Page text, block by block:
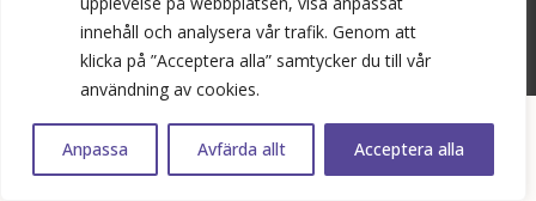
innehåll och analysera vår trafik. Genom att
klicka på ”Acceptera alla” samtycker du till vår
användning av cookies.
Anpassa Avfärda allt Acceptera alla
info@bostadspolitik.se
0704-57 90 06